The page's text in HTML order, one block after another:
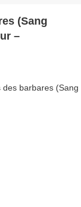
(Sang
–